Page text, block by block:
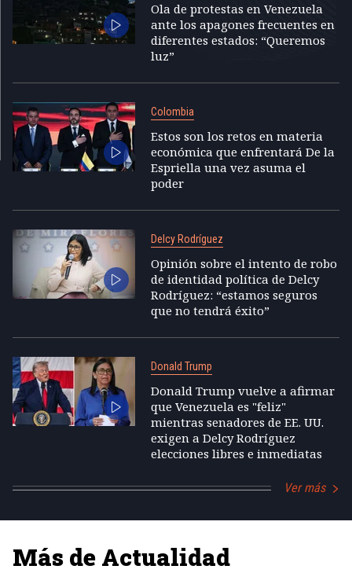
Ola de protestas en Venezuela
ante los apagones frecuentes en
diferentes estados: “Queremos
luz”
Colombia
Estos son los retos en materia
económica que enfrentará De la
Espriella una vez asuma el
poder
Delcy Rodríguez
Opinión sobre el intento de robo
de identidad política de Delcy
Rodríguez: “estamos seguros
que no tendrá éxito”
Donald Trump
Donald Trump vuelve a afirmar
que Venezuela es "feliz"
mientras senadores de EE. UU.
exigen a Delcy Rodríguez
elecciones libres e inmediatas
Ver más
Más de Actualidad